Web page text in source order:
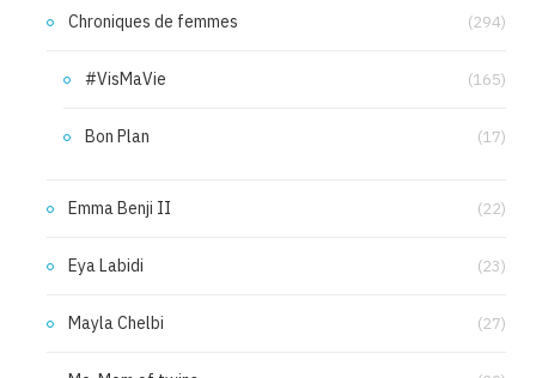
Chroniques de femmes (294)
#VisMaVie (165)
Bon Plan (17)
Emma Benji II (22)
Eya Labidi (23)
Mayla Chelbi (27)